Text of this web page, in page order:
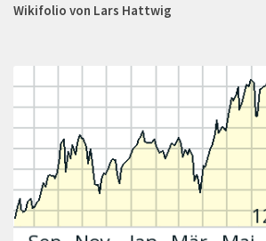
Wikifolio von Lars Hattwig